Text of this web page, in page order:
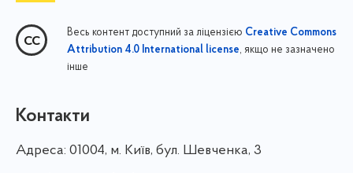
Весь контент доступний за ліцензією Creative Commons
Attribution 4.0 International license, якщо не зазначено
інше
Контакти
Адреса: 01004, м. Київ, бул. Шевченка, 3